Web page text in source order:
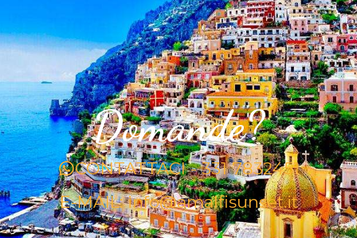
Domande?
CONTATTACI - 331 7832451
E-MAIL: info@amalfisunset.it